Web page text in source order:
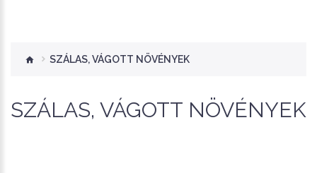
SZÁLAS, VÁGOTT NÖVÉNYEK
SZÁLAS, VÁGOTT NÖVÉNYEK